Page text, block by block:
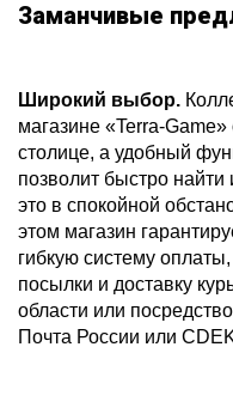
Заманчивые
Широкий выбор.
магазине «Terra-
столице, а удобный
позволит быстро найти
это в спокойной
этом магазин
гибкую систему
посылки и доставку
области или
Почта России или